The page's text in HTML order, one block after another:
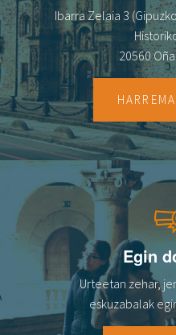
Ibarra Zelaia 3
20560
Egin
Urteetan zehar,
eskuzabalak